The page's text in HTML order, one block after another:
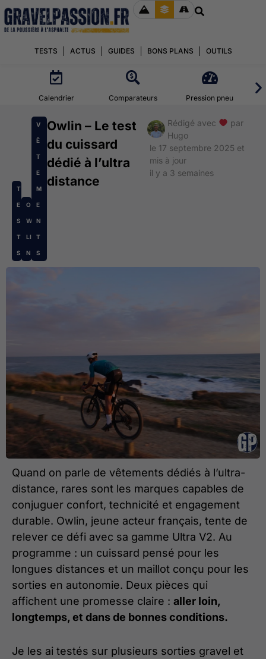
TESTS ACTUS GUIDES BONS PLANS OUTILS
Calendrier Comparateurs Pression pneu
T
E
S
T
S
O
W
LI
N
V
Ê
T
E
M
E
N
T
S
Owlin – Le test
du cuissard
dédié à l’ultra
distance
Rédigé avec
par
Hugo
le 17 septembre 2025 et
mis à jour
il y a 3 semaines
Quand on parle de vêtements dédiés à l’ultra-
distance, rares sont les marques capables de
conjuguer confort, technicité et engagement
durable. Owlin, jeune acteur français, tente de
relever ce défi avec sa gamme Ultra V2. Au
programme : un cuissard pensé pour les
longues distances et un maillot conçu pour les
sorties en autonomie. Deux pièces qui
affichent une promesse claire : aller loin,
longtemps, et dans de bonnes conditions.
Je les ai testés sur plusieurs sorties gravel et